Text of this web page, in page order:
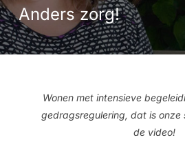
Anders zorg!
Wonen met intensieve
gedragsregulering, dat is onze
de video!